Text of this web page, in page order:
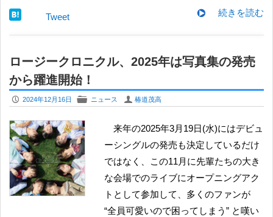
続きを読む
Tweet
ロージークロニクル、2025年は写真集の発売
から躍進開始！
P 2024年12月16日 F ニュース U 椿道茂高
来年の2025年3月19日(水)にはデビュ
ーシングルの発売も決定しているだけ
ではなく、この11月に先輩たちの大き
な会場でのライブにオープニングアク
トとして参加して、多くのファンが
“全員可愛いので困ってしまう” と嘆い